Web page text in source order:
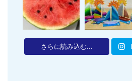
さらに読み込む...